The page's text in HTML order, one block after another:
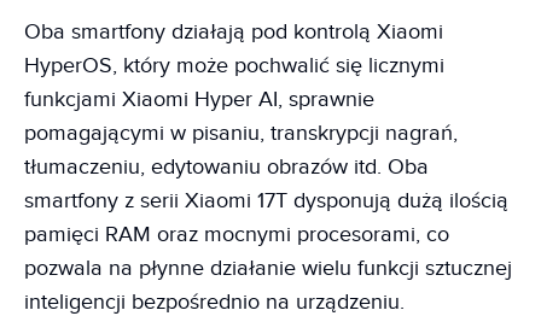
Oba smartfony działają pod kontrolą Xiaomi
HyperOS, który może pochwalić się licznymi
funkcjami Xiaomi Hyper AI, sprawnie
pomagającymi w pisaniu, transkrypcji nagrań,
tłumaczeniu, edytowaniu obrazów itd. Oba
smartfony z serii Xiaomi 17T dysponują dużą ilością
pamięci RAM oraz mocnymi procesorami, co
pozwala na płynne działanie wielu funkcji sztucznej
inteligencji bezpośrednio na urządzeniu.